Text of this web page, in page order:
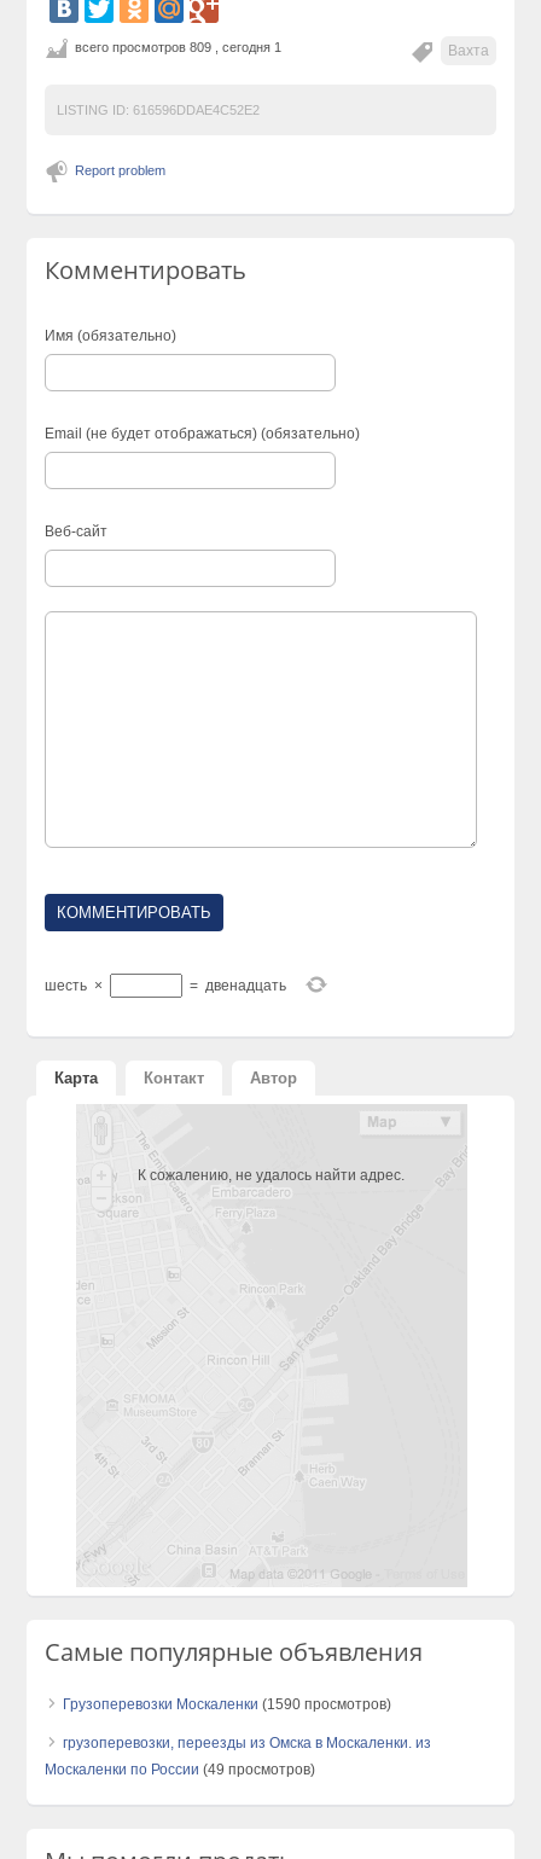
Вахта
всего просмотров 809 , сегодня 1
LISTING ID: 616596DDAE4C52E2
Report problem
Комментировать
Имя (обязательно)
Email (не будет отображаться) (обязательно)
Веб-сайт
шесть × = двенадцать
Карта Контакт Автор
К сожалению, не удалось найти адрес.
Самые популярные объявления
Грузоперевозки Москаленки (1590 просмотров)
грузоперевозки, переезды из Омска в Москаленки. из
Москаленки по России (49 просмотров)